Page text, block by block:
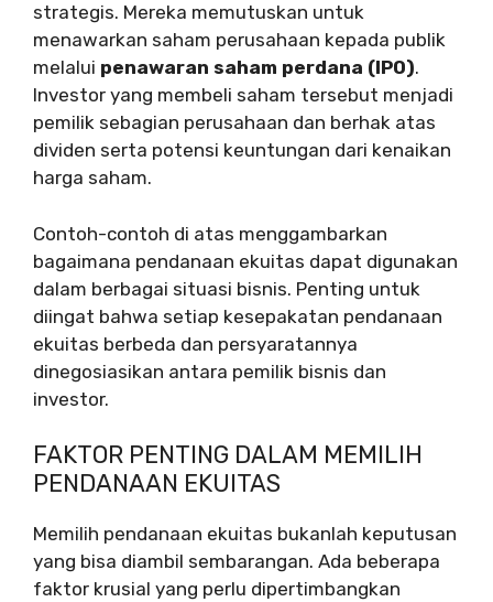
strategis. Mereka memutuskan untuk
menawarkan saham perusahaan kepada publik
melalui penawaran saham perdana (IPO).
Investor yang membeli saham tersebut menjadi
pemilik sebagian perusahaan dan berhak atas
dividen serta potensi keuntungan dari kenaikan
harga saham.
Contoh-contoh di atas menggambarkan
bagaimana pendanaan ekuitas dapat digunakan
dalam berbagai situasi bisnis. Penting untuk
diingat bahwa setiap kesepakatan pendanaan
ekuitas berbeda dan persyaratannya
dinegosiasikan antara pemilik bisnis dan
investor.
FAKTOR PENTING DALAM MEMILIH
PENDANAAN EKUITAS
Memilih pendanaan ekuitas bukanlah keputusan
yang bisa diambil sembarangan. Ada beberapa
faktor krusial yang perlu dipertimbangkan